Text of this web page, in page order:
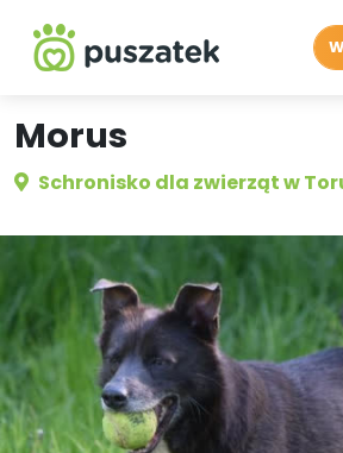
Morus
Schronisko dla zwierząt w